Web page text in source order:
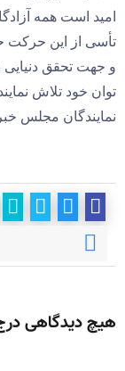
امید است همه
تأسی از این حرکت
و جهت تحقق
توان خود تلاش
نمایندگان مجلس
هیچ دیدگاهی